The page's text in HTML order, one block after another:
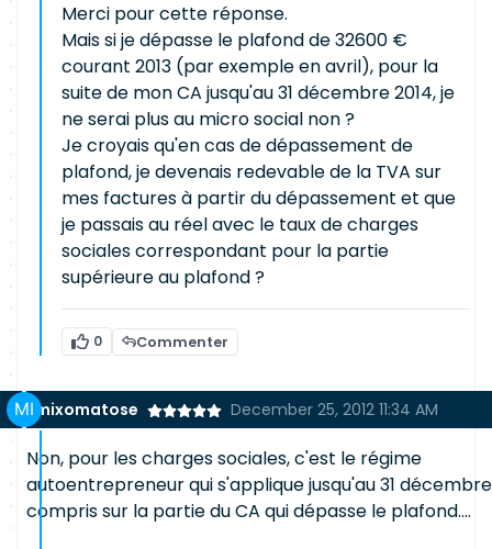
Merci pour cette réponse.
Mais si je dépasse le plafond de 32600 €
courant 2013 (par exemple en avril), pour la
suite de mon CA jusqu'au 31 décembre 2014, je
ne serai plus au micro social non ?
Je croyais qu'en cas de dépassement de
plafond, je devenais redevable de la TVA sur
mes factures à partir du dépassement et que
je passais au réel avec le taux de charges
sociales correspondant pour la partie
supérieure au plafond ?
0 Commenter
mixomatose December 25, 2012 11:34 AM
Non, pour les charges sociales, c'est le régime
autoentrepreneur qui s'applique jusqu'au 31
compris sur la partie du CA qui dépasse le plafond....